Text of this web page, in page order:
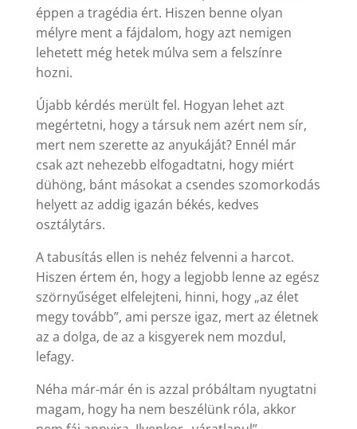
éppen a tragédia ért. Hiszen benne olyan
mélyre ment a fájdalom, hogy azt nemigen
lehetett még hetek múlva sem a felszínre
hozni.
Újabb kérdés merült fel. Hogyan lehet azt
megértetni, hogy a társuk nem azért nem sír,
mert nem szerette az anyukáját? Ennél már
csak azt nehezebb elfogadtatni, hogy miért
dühöng, bánt másokat a csendes szomorkodás
helyett az addig igazán békés, kedves
osztálytárs.
A tabusítás ellen is nehéz felvenni a harcot.
Hiszen értem én, hogy a legjobb lenne az egész
szörnyűséget elfelejteni, hinni, hogy „az élet
megy tovább”, ami persze igaz, mert az életnek
az a dolga, de az a kisgyerek nem mozdul,
lefagy.
Néha már-már én is azzal próbáltam nyugtatni
magam, hogy ha nem beszélünk róla, akkor